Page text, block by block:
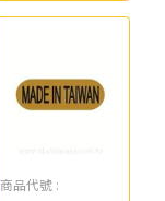
商品代號 :